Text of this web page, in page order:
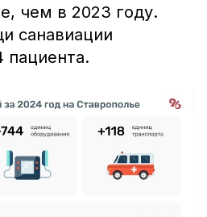
чем в 2023 году.
санавиации
пациента.